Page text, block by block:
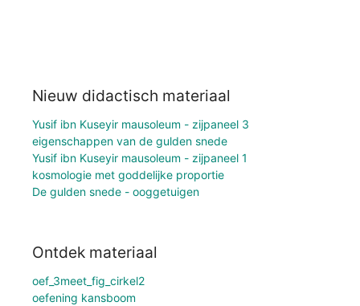
Nieuw didactisch materiaal
Yusif ibn Kuseyir mausoleum - zijpaneel 3
eigenschappen van de gulden snede
Yusif ibn Kuseyir mausoleum - zijpaneel 1
kosmologie met goddelijke proportie
De gulden snede - ooggetuigen
Ontdek materiaal
oef_3meet_fig_cirkel2
oefening kansboom